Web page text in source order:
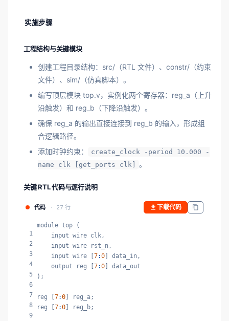
实施步骤
工程结构与关键模块
创建工程目录结构：src/（RTL 文件）、constr/（约束
文件）、sim/（仿真脚本）。
编写顶层模块 top.v，实例化两个寄存器：reg_a（上升
沿触发）和 reg_b（下降沿触发）。
确保 reg_a 的输出直接连接到 reg_b 的输入，形成组
合逻辑路径。
添加时钟约束：
create_clock -period 10.000 -
name clk [get_ports clk]
。
关键 RTL 代码与逐行说明
代码 27 行 下载代码
1
2
3
4
5
6
7
8
9
module top (
    input wire clk,
    input wire rst_n,
    input wire [
7:0] data_in,
    output reg [
7:0] data_out
);
reg [7:0] reg_a;
reg [7:0] reg_b;